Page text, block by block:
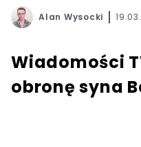
Alan Wysocki
Wiadomości
obronę syna